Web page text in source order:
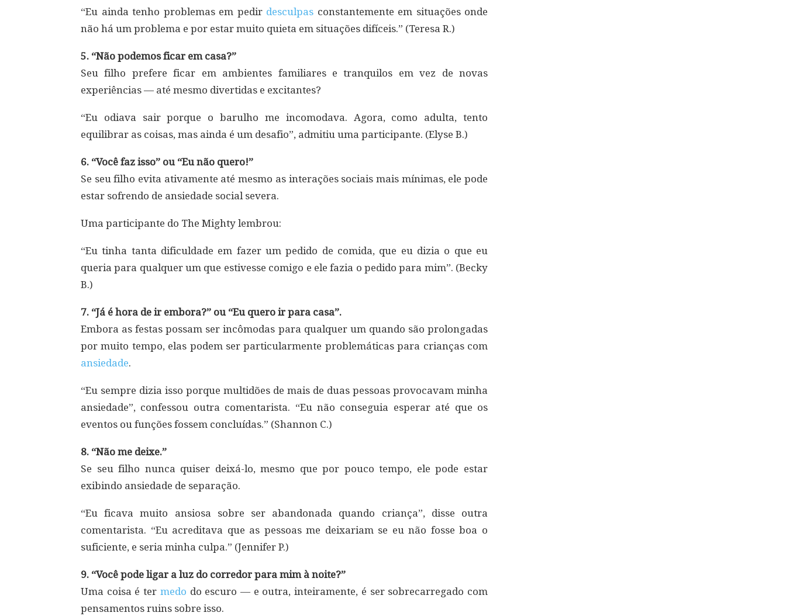
“Eu ainda tenho problemas em pedir desculpas constantemente em situações onde
não há um problema e por estar muito quieta em situações difíceis.” (Teresa R.)
5. “Não podemos ficar em casa?”
Seu filho prefere ficar em ambientes familiares e tranquilos em vez de novas
experiências — até mesmo divertidas e excitantes?
“Eu odiava sair porque o barulho me incomodava. Agora, como adulta, tento
equilibrar as coisas, mas ainda é um desafio”, admitiu uma participante. (Elyse B.)
6. “Você faz isso” ou “Eu não quero!”
Se seu filho evita ativamente até mesmo as interações sociais mais mínimas, ele pode
estar sofrendo de ansiedade social severa.
Uma participante do The Mighty lembrou:
“Eu tinha tanta dificuldade em fazer um pedido de comida, que eu dizia o que eu
queria para qualquer um que estivesse comigo e ele fazia o pedido para mim”. (Becky
B.)
7. “Já é hora de ir embora?” ou “Eu quero ir para casa”.
Embora as festas possam ser incômodas para qualquer um quando são prolongadas
por muito tempo, elas podem ser particularmente problemáticas para crianças com
ansiedade.
“Eu sempre dizia isso porque multidões de mais de duas pessoas provocavam minha
ansiedade”, confessou outra comentarista. “Eu não conseguia esperar até que os
eventos ou funções fossem concluídas.” (Shannon C.)
8. “Não me deixe.”
Se seu filho nunca quiser deixá-lo, mesmo que por pouco tempo, ele pode estar
exibindo ansiedade de separação.
“Eu ficava muito ansiosa sobre ser abandonada quando criança”, disse outra
comentarista. “Eu acreditava que as pessoas me deixariam se eu não fosse boa o
suficiente, e seria minha culpa.” (Jennifer P.)
9. “Você pode ligar a luz do corredor para mim à noite?”
Uma coisa é ter medo do escuro — e outra, inteiramente, é ser sobrecarregado com
pensamentos ruins sobre isso.